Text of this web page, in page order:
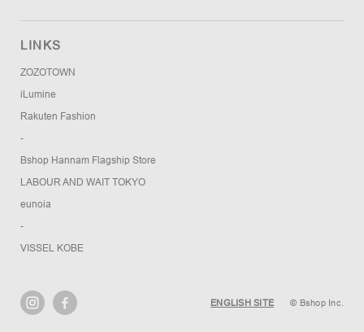
LINKS
ZOZOTOWN
iLumine
Rakuten Fashion
-
Bshop Hannam Flagship Store
LABOUR AND WAIT TOKYO
eunoia
-
VISSEL KOBE
ENGLISH SITE © Bshop Inc.